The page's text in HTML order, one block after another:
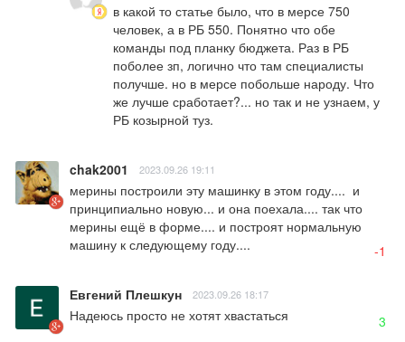
в какой то статье было, что в мерсе 750
человек, а в РБ 550. Понятно что обе
команды под планку бюджета. Раз в РБ
поболее зп, логично что там специалисты
получше. но в мерсе побольше народу. Что
же лучше сработает?... но так и не узнаем, у
РБ козырной туз.
chak2001 2023.09.26 19:11
мерины построили эту машинку в этом году....  и
принципиально новую... и она поехала.... так что
мерины ещё в форме.... и построят нормальную
машину к следующему году....
-1
Евгений Плешкун 2023.09.26 18:17
Надеюсь просто не хотят хвастаться 3